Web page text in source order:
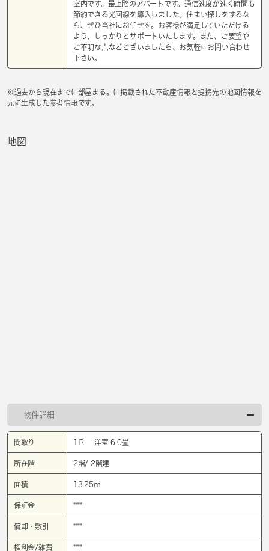
室内です。最上階のアパートです。通信速度が速く時間も
節約できる光回線を導入しました。住まい探しをするな
ら、ぜひ当社にお任せを。お客様が満足していただける
よう、しっかりとサポートいたします。また、ご要望や
ご不明な点などございましたら、お気軽にお問い合わせ
下さい。
※過去から現在までに部屋まる。に掲載された不動産情報と提携先の地図情報を
元に生成した参考情報です。
地図
物件詳細
間取り 1Ｒ 洋室 6.0畳
所在階 2階/ 2階建
面積 13.25㎡
保証金 ****
償却・敷引 ****
権利金/雑費 ****